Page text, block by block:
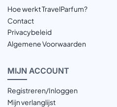
Hoe werkt TravelParfum?
Contact
Privacybeleid
Algemene Voorwaarden
MIJN ACCOUNT
Registreren/Inloggen
Mijn verlanglijst